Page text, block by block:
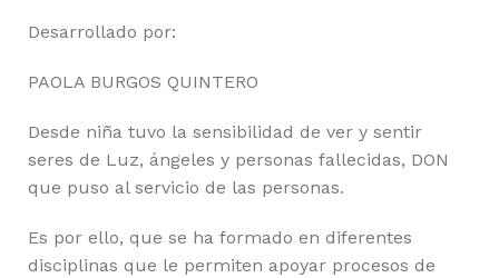
Desarrollado por:
PAOLA BURGOS QUINTERO
Desde niña tuvo la sensibilidad de ver y sentir
seres de Luz, ángeles y personas fallecidas, DON
que puso al servicio de las personas.
Es por ello, que se ha formado en diferentes
disciplinas que le permiten apoyar procesos de